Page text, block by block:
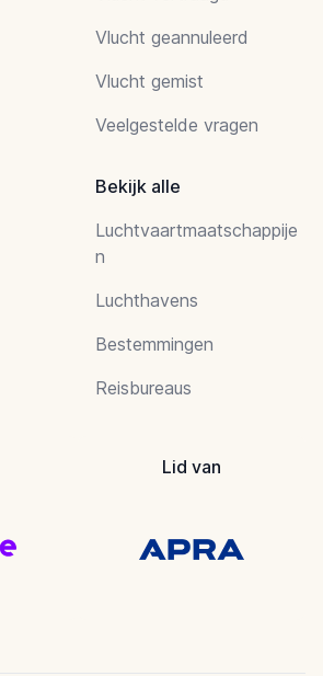
Vlucht geannuleerd
Vlucht gemist
Veelgestelde vragen
Bekijk alle
Luchtvaartmaatschappije
n
Luchthavens
Bestemmingen
Reisbureaus
Lid van